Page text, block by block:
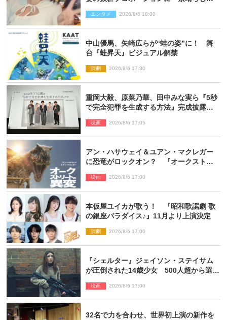
エンタメ 2026/8/6 18:00
中山優馬、矢崎広らが“蛙の姿”に！ 舞
台『蛙昇天』ビジュアル解禁
演劇 2026/8/6 17:30
重岡大毅、原菜乃華、田中みな実ら『5秒
で完全犯罪を生成する方法』完成披露に
映画 2026/8/6 17:05
アン・ハサウェイ＆ユアン・マクレガー
に恐竜がロックオン？ 『オークストリ
解禁
映画 2026/8/6 17:00
本仮屋ユイカが歌う！ 『昭和歌謡劇 歌
の銀座パラダイス♪』11月より上演決定
演劇 2026/8/6 17:00
『シェルター』ジェイソン・ステイサム
が圧倒された14歳少女 500人超から選出
とは
映画 2026/8/6 17:00
32名で力を合わせ、世界初上演の新作を